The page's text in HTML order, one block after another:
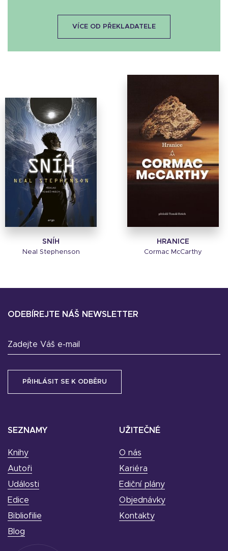
SNÍH
Neal Stephenson
HRANICE
Cormac McCarthy
VÍCE OD PŘEKLADATELE
SEZNAMY
Knihy
Autoři
Události
Edice
Bibliofilie
Blog
UŽITEČNÉ
O nás
Kariéra
Ediční plány
Objednávky
Kontakty
ODEBÍREJTE NÁŠ NEWSLETTER
Zadejte Váš e-mail